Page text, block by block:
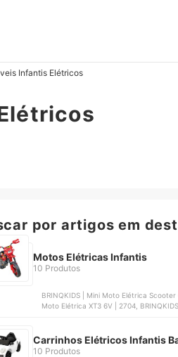
Infantis Elétricos
por artigos em
Motos Elétricas Infantis
10 Produtos
BRINQKIDS | Mini Moto Elétrica Scooter 6V | 35,
Moto Elétrica XT3 6V | 2704,
Carrinhos Elétricos Infantis
10 Produtos